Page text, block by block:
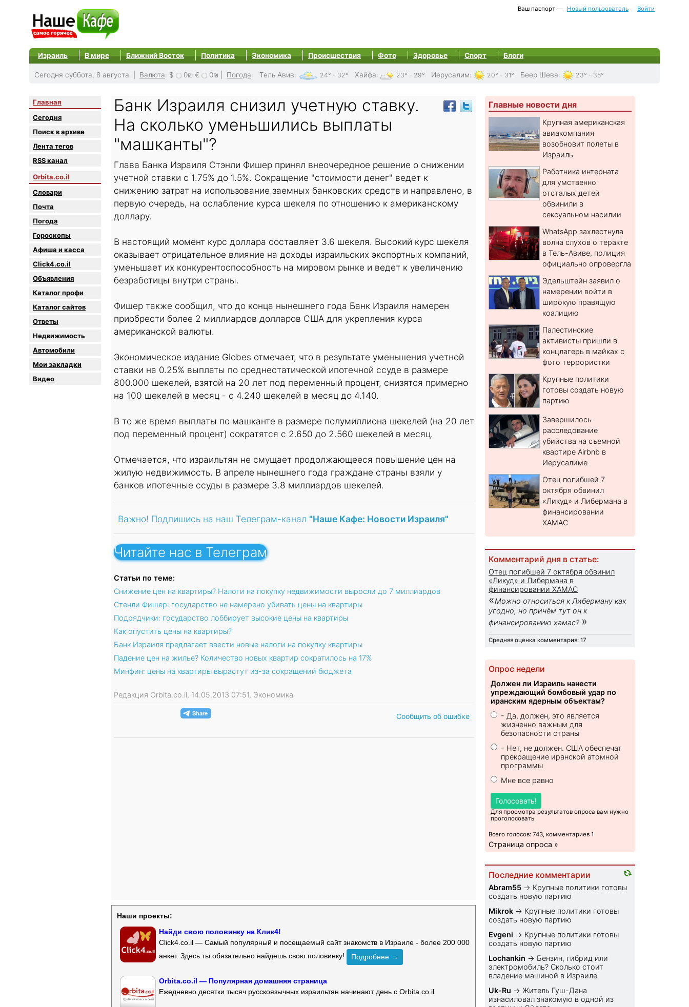
Ваш паспорт — Новый пользователь Войти
Израиль В мире Ближний Восток Политика Экономика Происшествия Фото Здоровье Спорт Блоги
Сегодня суббота, 8 августа | Валюта: $ 0₪ € 0₪ Погода: Тель Авив: 24° - 32° Хайфа: 23° - 29° Иерусалим: 20° - 31° Беер Шева: 23° - 35°
Главная
Сегодня
Поиск в архиве
Лента тегов
RSS канал
Orbita.co.il
Словари
Почта
Погода
Гороскопы
Афиша и касса
Click4.co.il
Объявления
Каталог профи
Каталог сайтов
Oтветы
Недвижимость
Автомобили
Мои закладки
Видео
Банк Израиля снизил учетную ставку.
На сколько уменьшились выплаты
"машканты"?
Глава Банка Израиля Стэнли Фишер принял внеочередное решение о снижении
учетной ставки с 1.75% до 1.5%. Сокращение "стоимости денег" ведет к
снижению затрат на использование заемных банковских средств и направлено, в
первую очередь, на ослабление курса шекеля по отношению к американскому
доллару.
В настоящий момент курс доллара составляет 3.6 шекеля. Высокий курс шекеля
оказывает отрицательное влияние на доходы израильских экспортных компаний,
уменьшает их конкурентоспособность на мировом рынке и ведет к увеличению
безработицы внутри страны.
Фишер также сообщил, что до конца нынешнего года Банк Израиля намерен
приобрести более 2 миллиардов долларов США для укрепления курса
американской валюты.
Экономическое издание Globes отмечает, что в результате уменьшения учетной
ставки на 0.25% выплаты по среднестатической ипотечной ссуде в размере
800.000 шекелей, взятой на 20 лет под переменный процент, снизятся примерно
на 100 шекелей в месяц - с 4.240 шекелей в месяц до 4.140.
В то же время выплаты по машканте в размере полумиллиона шекелей (на 20 лет
под переменный процент) сократятся с 2.650 до 2.560 шекелей в месяц.
Отмечается, что израильтян не смущает продолжающееся повышение цен на
жилую недвижимость. В апреле нынешнего года граждане страны взяли у
банков ипотечные ссуды в размере 3.8 миллиардов шекелей.
Важно! Подпишись на наш Телеграм-канал "Наше Кафе: Новости Израиля"
Читайте нас в Телеграм
Статьи по теме:
Снижение цен на квартиры? Налоги на покупку недвижимости выросли до 7 миллиардов
Стенли Фишер: государство не намерено убивать цены на квартиры
Подрядчики: государство лоббирует высокие цены на квартиры
Как опустить цены на квартиры?
Банк Израиля предлагает ввести новые налоги на покупку квартиры
Падение цен на жилье? Количество новых квартир сократилось на 17%
Минфин: цены на квартиры вырастут из-за сокращений бюджета
Редакция Orbita.co.il, 14.05.2013 07:51, Экономика
Сообщить об ошибке
Наши проекты:
Найди свою половинку на Клик4!
Click4.co.il — Самый популярный и посещаемый сайт знакомств в Израиле - более 200 000
анкет. Здесь ты обязательно найдешь свою половинку!
Подробнее →
Orbita.co.il — Популярная домашняя страница
Ежедневно десятки тысяч русскоязычных израильтян начинают день с Orbita.co.il
Главные новости дня
Крупная американская
авиакомпания
возобновит полеты в
Израиль
Работника интерната
для умственно
отсталых детей
обвинили в
сексуальном насилии
WhatsApp захлестнула
волна слухов о теракте
в Тель-Авиве, полиция
официально опровергла
Эдельштейн заявил о
намерении войти в
широкую правящую
коалицию
Палестинские
активисты пришли в
концлагерь в майках с
фото террористки
Крупные политики
готовы создать новую
партию
Завершилось
расследование
убийства на съемной
квартире Airbnb в
Иерусалиме
Отец погибшей 7
октября обвинил
«Ликуд» и Либермана в
финансировании
ХАМАС
Комментарий дня в статье:
Отец погибшей 7 октября обвинил
«Ликуд» и Либермана в
финансировании ХАМАС
«Можно относиться к Либерману как
угодно, но причём тут он к
финансированию хамас? »
Средняя оценка комментария: 17
Опрос недели
Должен ли Израиль нанести
упреждающий бомбовый удар по
иранским ядерным объектам?
- Да, должен, это является
жизненно важным для
безопасности страны
- Нет, не должен. США обеспечат
прекращение иранской атомной
программы
Мне все равно
Голосовать!
Для просмотра результатов опроса вам нужно
проголосовать
Всего голосов: 743, комментариев 1
Страница опроса »
Последние комментарии
Abram55 → Крупные политики готовы
создать новую партию
Mikrok → Крупные политики готовы
создать новую партию
Evgeni → Крупные политики готовы
создать новую партию
Lochankin → Бензин, гибрид или
электромобиль? Cколько стоит
владение машиной в Израиле
Uk-Ru → Житель Гуш-Дана
изнасиловал знакомую в одной из